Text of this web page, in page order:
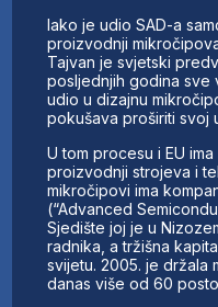
Iako je udio SAD-a
proizvodnji
Tajvan je svjetski
posljednjih godina sve
udio u dizajnu
pokušava proširiti svoj
U tom procesu i EU
proizvodnji strojeva i
mikročipovi ima
(“Advanced
Sjedište joj je u
radnika, a tržišna
svijetu. 2005. je držala
danas više od 60